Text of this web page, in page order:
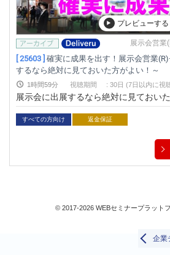
すべて
検索
閉じる
プレビューする
展示会営業
[ 25603 ] 確実に成果を出す！展示会営業
するなら絶対に見ておいた方がよい！～
1時間59分 視聴期間 : 30日 (7日以内に視
展示会に出展するなら絶対に見ておい
すべての方向け 返金保証
企業
© 2017-2026 WEBセミナープラット